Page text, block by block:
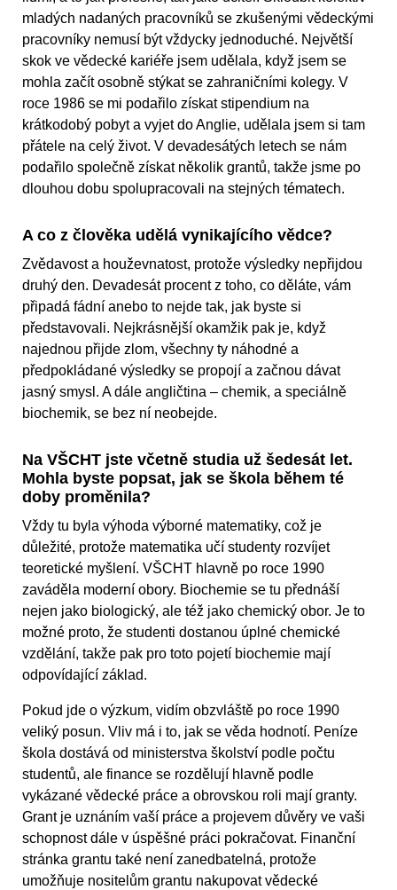
mladých nadaných pracovníků se zkušenými vědeckými
pracovníky nemusí být vždycky jednoduché. Největší
skok ve vědecké kariéře jsem udělala, když jsem se
mohla začít osobně stýkat se zahraničními kolegy. V
roce 1986 se mi podařilo získat stipendium na
krátkodobý pobyt a vyjet do Anglie, udělala jsem si tam
přátele na celý život. V devadesátých letech se nám
podařilo společně získat několik grantů, takže jsme po
dlouhou dobu spolupracovali na stejných tématech.
A co z člověka udělá vynikajícího vědce?
Zvědavost a houževnatost, protože výsledky nepřijdou
druhý den. Devadesát procent z toho, co děláte, vám
připadá fádní anebo to nejde tak, jak byste si
představovali. Nejkrásnější okamžik pak je, když
najednou přijde zlom, všechny ty náhodné a
předpokládané výsledky se propojí a začnou dávat
jasný smysl. A dále angličtina – chemik, a speciálně
biochemik, se bez ní neobejde.
Na VŠCHT jste včetně studia už šedesát let.
Mohla byste popsat, jak se škola během té
doby proměnila?
Vždy tu byla výhoda výborné matematiky, což je
důležité, protože matematika učí studenty rozvíjet
teoretické myšlení. VŠCHT hlavně po roce 1990
zaváděla moderní obory. Biochemie se tu přednáší
nejen jako biologický, ale též jako chemický obor. Je to
možné proto, že studenti dostanou úplné chemické
vzdělání, takže pak pro toto pojetí biochemie mají
odpovídající základ.
Pokud jde o výzkum, vidím obzvláště po roce 1990
veliký posun. Vliv má i to, jak se věda hodnotí. Peníze
škola dostává od ministerstva školství podle počtu
studentů, ale finance se rozdělují hlavně podle
vykázané vědecké práce a obrovskou roli mají granty.
Grant je uznáním vaší práce a projevem důvěry ve vaši
schopnost dále v úspěšné práci pokračovat. Finanční
stránka grantu také není zanedbatelná, protože
umožňuje nositelům grantu nakupovat vědecké